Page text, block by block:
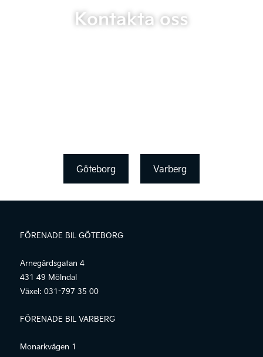
Kontakta oss
Göteborg Varberg
FÖRENADE BIL GÖTEBORG
Arnegårdsgatan 4
431 49 Mölndal
Växel: 031-797 35 00
FÖRENADE BIL VARBERG
Monarkvägen 1